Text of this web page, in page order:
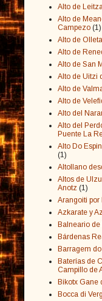
Alto de
Alto de
Campezo (1)
Alto de
Alto de
Alto de San
Alto de Uitzi
Alto de
Alto de
Alto del
Alto del
Puente La
Alto Do
(1)
Altollano
Altos de
Anotz (1)
Arangoiti por
Azkarate y
Balneario de
Bárdenas
Barragem
Baterías de
Campillo de
Bikotx Gane
Bocca di